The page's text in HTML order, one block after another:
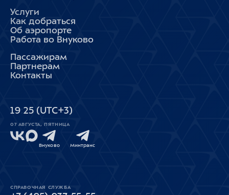
Услуги
Как добраться
Об аэропорте
Работа во Внуково
Пассажирам
Партнерам
Контакты
19 25 (UTC+3)
07 АВГУСТА, ПЯТНИЦА
Внуково Минтранс
СПРАВОЧНАЯ СЛУЖБА